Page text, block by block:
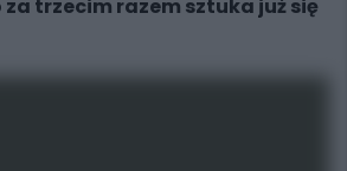
trzecim razem sztuka już się